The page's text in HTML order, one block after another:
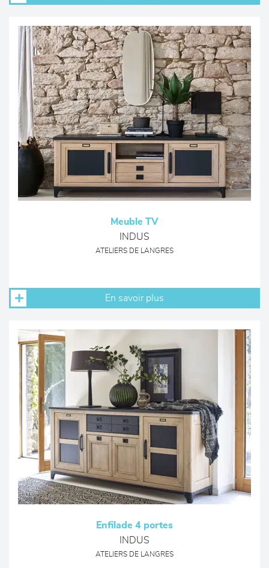
Meuble TV
INDUS
ATELIERS DE LANGRES
En savoir plus
Enfilade 4 portes
INDUS
ATELIERS DE LANGRES